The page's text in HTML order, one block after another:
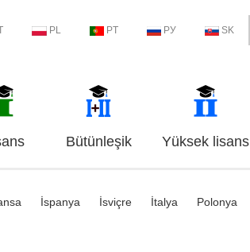
PL PT РУ SK
Bütünleşik Yüksek lisans
İspanya İsviçre İtalya Polonya